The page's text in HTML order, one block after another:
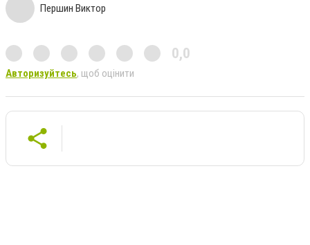
Першин Виктор
0,0
Авторизуйтесь, щоб оцінити